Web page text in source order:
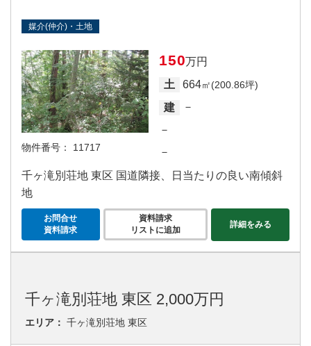
媒介(仲介)・土地
物件番号： 11717
150万円
土
664㎡(200.86坪)
建
－
－
－
千ヶ滝別荘地 東区 国道隣接、日当たりの良い南傾斜
地
お問合せ
資料請求
資料請求
リストに追加
詳細をみる
千ヶ滝別荘地 東区 2,000万円
エリア： 千ヶ滝別荘地 東区